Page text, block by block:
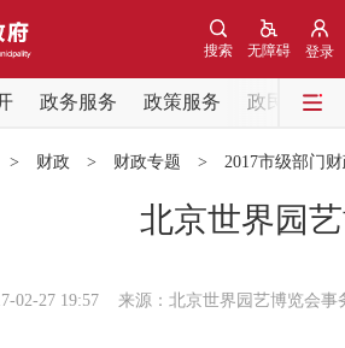
登录
无障碍
搜索
政务服务 政策服务
政民互动
> 财政 > 财政专题 > 2017市级部门
北京世界园
02-27 19:57 来源：北京世界园艺博览会事